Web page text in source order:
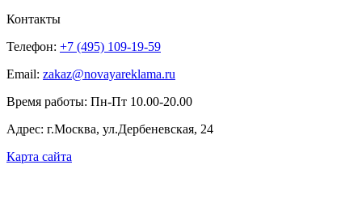
Контакты
Телефон: +7 (495) 109-19-59
Email: zakaz@novayareklama.ru
Время работы: Пн-Пт 10.00-20.00
Адрес: г.Москва, ул.Дербеневская, 24
Карта сайта